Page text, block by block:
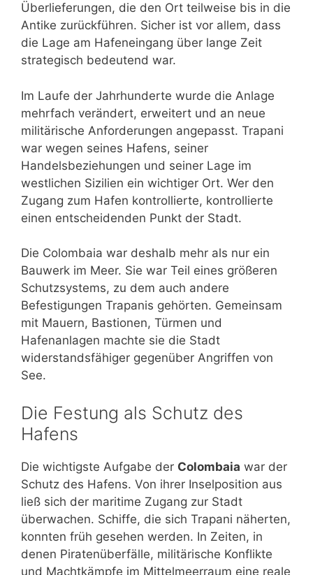
Überlieferungen, die den Ort teilweise bis in die
Antike zurückführen. Sicher ist vor allem, dass
die Lage am Hafeneingang über lange Zeit
strategisch bedeutend war.
Im Laufe der Jahrhunderte wurde die Anlage
mehrfach verändert, erweitert und an neue
militärische Anforderungen angepasst. Trapani
war wegen seines Hafens, seiner
Handelsbeziehungen und seiner Lage im
westlichen Sizilien ein wichtiger Ort. Wer den
Zugang zum Hafen kontrollierte, kontrollierte
einen entscheidenden Punkt der Stadt.
Die Colombaia war deshalb mehr als nur ein
Bauwerk im Meer. Sie war Teil eines größeren
Schutzsystems, zu dem auch andere
Befestigungen Trapanis gehörten. Gemeinsam
mit Mauern, Bastionen, Türmen und
Hafenanlagen machte sie die Stadt
widerstandsfähiger gegenüber Angriffen von
See.
Die Festung als Schutz des
Hafens
Die wichtigste Aufgabe der Colombaia war der
Schutz des Hafens. Von ihrer Inselposition aus
ließ sich der maritime Zugang zur Stadt
überwachen. Schiffe, die sich Trapani näherten,
konnten früh gesehen werden. In Zeiten, in
denen Piratenüberfälle, militärische Konflikte
und Machtkämpfe im Mittelmeerraum eine reale